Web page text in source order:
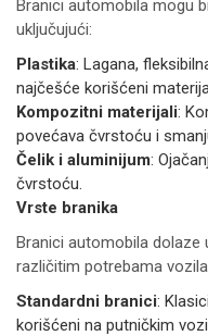
Branici automobila mogu
uključujući:
Plastika: Lagana,
najčešće korišćeni
Kompozitni materijali:
povećava čvrstoću i
Čelik i aluminijum:
čvrstoću.
Vrste branika
Branici automobila dolaze
različitim potrebama
Standardni branici:
korišćeni na putničkim